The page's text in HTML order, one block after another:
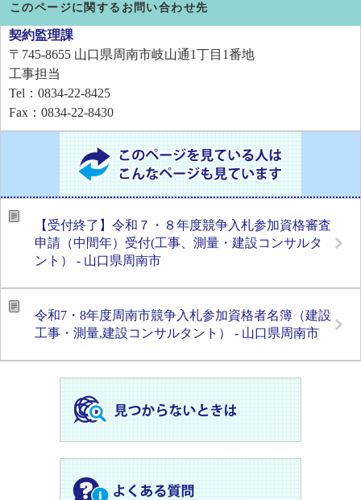
このページに関するお問い合わせ先
契約監理課
〒745-8655 山口県周南市岐山通1丁目1番地
工事担当
Tel：0834-22-8425
Fax：0834-22-8430
【受付終了】令和７・８年度競争入札参加資格審査
申請（中間年）受付(工事、測量・建設コンサルタ
ント） - 山口県周南市
令和7・8年度周南市競争入札参加資格者名簿（建設
工事・測量,建設コンサルタント） - 山口県周南市